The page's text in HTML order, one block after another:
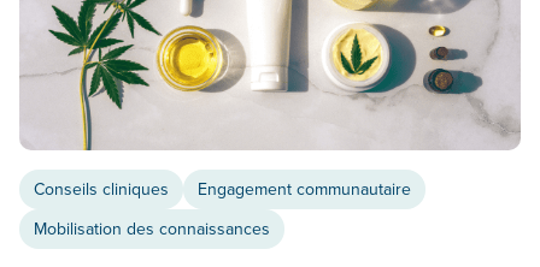
Conseils cliniques
Engagement communautaire
Mobilisation des connaissances